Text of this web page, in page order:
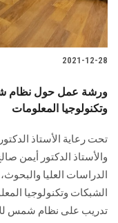
2021-12-28
ورشة عمل حول نظام
وتكنولوجيا المعلومات
تحت رعاية الأستاذ
والأستاذ الدكتور
الدراسات العليا
الشبكات وتكنولوجيا
تدريب على نظام شمس